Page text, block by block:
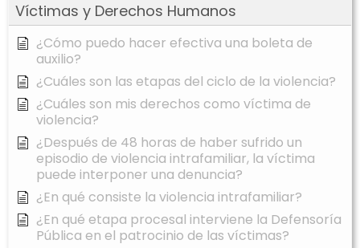
Víctimas y Derechos Humanos
¿Cómo puedo hacer efectiva una boleta de
auxilio?
¿Cuáles son las etapas del ciclo de la violencia?
¿Cuáles son mis derechos como víctima de
violencia?
¿Después de 48 horas de haber sufrido un
episodio de violencia intrafamiliar, la víctima
puede interponer una denuncia?
¿En qué consiste la violencia intrafamiliar?
¿En qué etapa procesal interviene la Defensoría
Pública en el patrocinio de las víctimas?